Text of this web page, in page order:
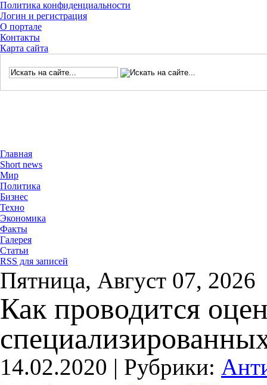
Политика конфиденциальности
Логин и регистрация
О портале
Контакты
Карта сайта
Главная
Short news
Мир
Политика
Бизнес
Техно
Экономика
Факты
Галерея
Статьи
RSS для записей
Пятница, Август 07, 2026
Как проводится
14.02.2020 | Рубрики: